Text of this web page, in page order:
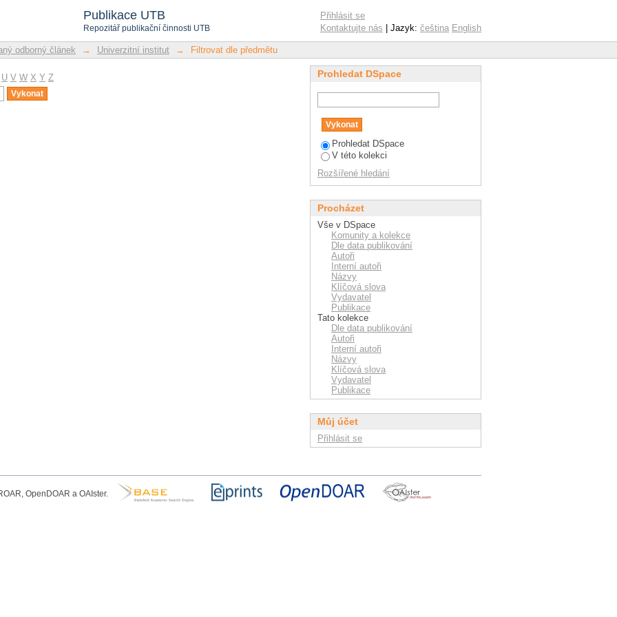
Publikace UTB
Repozitář publikační činnosti UTB
Přihlásit se
Kontaktujte nás | Jazyk: čeština English
odborný článek → Univerzitní institut → Filtrovat dle předmětu
U V W X Y Z
Prohledat DSpace
Prohledat DSpace
V této kolekci
Rozšířené hledání
Procházet
Vše v DSpace
Komunity a kolekce
Dle data publikování
Autoři
Interní autoři
Názvy
Klíčová slova
Vydavatel
Publikace
Tato kolekce
Dle data publikování
Autoři
Interní autoři
Názvy
Klíčová slova
Vydavatel
Publikace
Můj účet
Přihlásit se
OpenDOAR a OAIster.